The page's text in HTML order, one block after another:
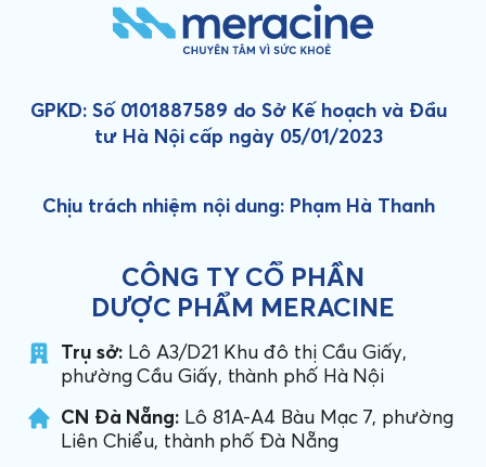
GPKD: Số 0101887589 do Sở Kế hoạch và Đầu
tư Hà Nội cấp ngày 05/01/2023
Chịu trách nhiệm nội dung: Phạm Hà Thanh
CÔNG TY CỔ PHẦN
DƯỢC PHẨM MERACINE
Trụ sở: Lô A3/D21 Khu đô thị Cầu Giấy,
phường Cầu Giấy, thành phố Hà Nội
CN Đà Nẵng: Lô 81A-A4 Bàu Mạc 7, phường
Liên Chiểu, thành phố Đà Nẵng